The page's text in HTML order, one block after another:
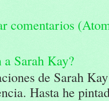
comentarios
a Sarah Kay?
de Sarah
Hasta he